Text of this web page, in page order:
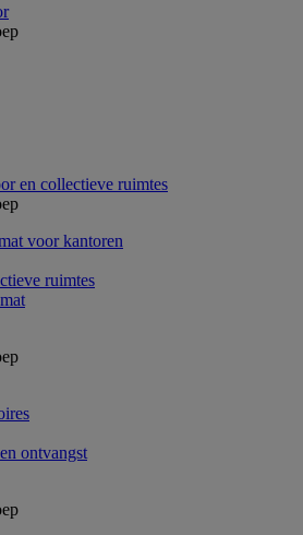
en collectieve ruimtes
voor kantoren
ruimtes
ontvangst